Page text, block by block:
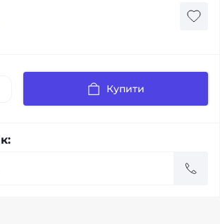
Купити